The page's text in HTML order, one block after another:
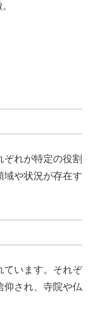
れが特定の役割
域や状況が存在す
ています。それぞ
仰され、寺院や仏